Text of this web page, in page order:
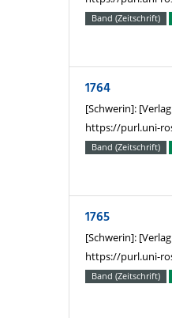
Band (Zeitschrift)
1764
[Schwerin]:
https://purl.uni-
Band (Zeitschrift)
1765
[Schwerin]:
https://purl.uni-
Band (Zeitschrift)